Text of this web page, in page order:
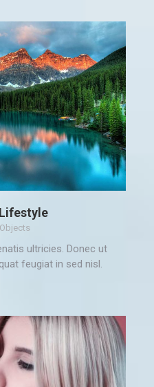
Objects
ultricies. Donec ut
feugiat in sed nisl.